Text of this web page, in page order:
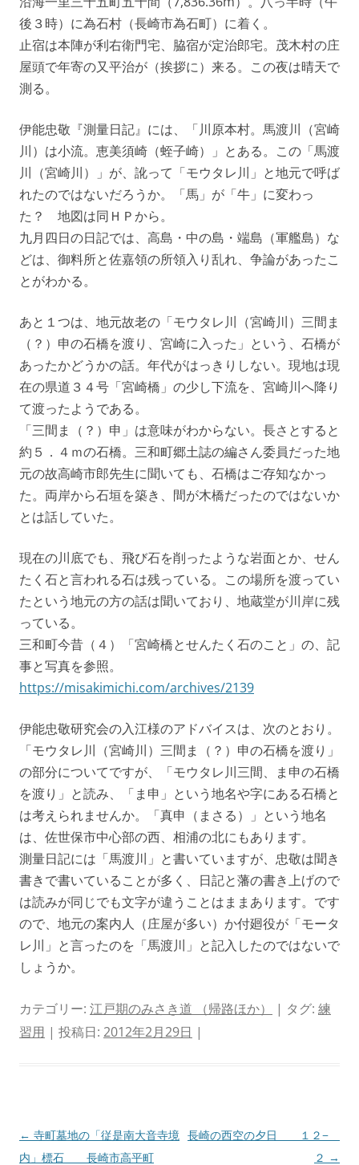
後３時）に為石村（長崎市為石町）に着く。
止宿は本陣が利右衛門宅、脇宿が定治郎宅。茂木村の庄
屋頭で年寄の又平治が（挨拶に）来る。この夜は晴天で
測る。
伊能忠敬『測量日記』には、「川原本村。馬渡川（宮崎
川）は小流。恵美須崎（蛭子崎）」とある。この「馬渡
川（宮崎川）」が、訛って「モウタレ川」と地元で呼ば
れたのではないだろうか。「馬」が「牛」に変わっ
た？ 地図は同ＨＰから。
九月四日の日記では、高島・中の島・端島（軍艦島）な
どは、御料所と佐嘉領の所領入り乱れ、争論があったこ
とがわかる。
あと１つは、地元故老の「モウタレ川（宮崎川）三間ま
（？）申の石橋を渡り、宮崎に入った」という、石橋が
あったかどうかの話。年代がはっきりしない。現地は現
在の県道３４号「宮崎橋」の少し下流を、宮崎川へ降り
て渡ったようである。
「三間ま（？）申」は意味がわからない。長さとすると
約５．４ｍの石橋。三和町郷土誌の編さん委員だった地
元の故高崎市郎先生に聞いても、石橋はご存知なかっ
た。両岸から石垣を築き、間が木橋だったのではないか
とは話していた。
現在の川底でも、飛び石を削ったような岩面とか、せん
たく石と言われる石は残っている。この場所を渡ってい
たという地元の方の話は聞いており、地蔵堂が川岸に残
っている。
三和町今昔（４）「宮崎橋とせんたく石のこと」の、記
事と写真を参照。
https://misakimichi.com/archives/2139
伊能忠敬研究会の入江様のアドバイスは、次のとおり。
「モウタレ川（宮崎川）三間ま（？）申の石橋を渡り」
の部分についてですが、「モウタレ川三間、ま申の石橋
を渡り」と読み、「ま申」という地名や字にある石橋と
は考えられませんか。「真申（まさる）」という地名
は、佐世保市中心部の西、相浦の北にもあります。
測量日記には「馬渡川」と書いていますが、忠敬は聞き
書きで書いていることが多く、日記と藩の書き上げので
は読みが同じでも文字が違うことはままあります。です
ので、地元の案内人（庄屋が多い）か付廻役が「モータ
レ川」と言ったのを「馬渡川」と記入したのではないで
しょうか。
カテゴリー: 江戸期のみさき道 （帰路ほか） | タグ: 練
習用 | 投稿日: 2012年2月29日 |
投
稿
← 寺町墓地の「従是南大音寺境
内」標石 長崎市高平町
長崎の西空の夕日 １２−
２ →